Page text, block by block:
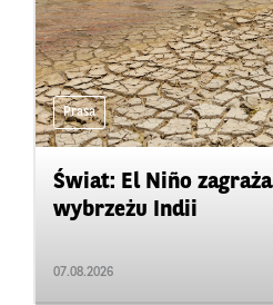
Prasa
Świat: El Niño zagraża
wybrzeżu Indii
07.08.2026